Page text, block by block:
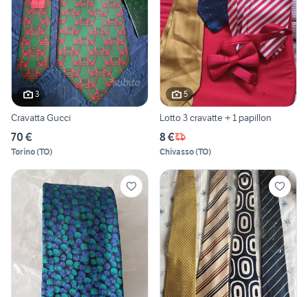
3
Cravatta Gucci
70 €
Torino(TO)
5
Lotto 3 cravatte + 1 papillon
8 €
Chivasso(TO)